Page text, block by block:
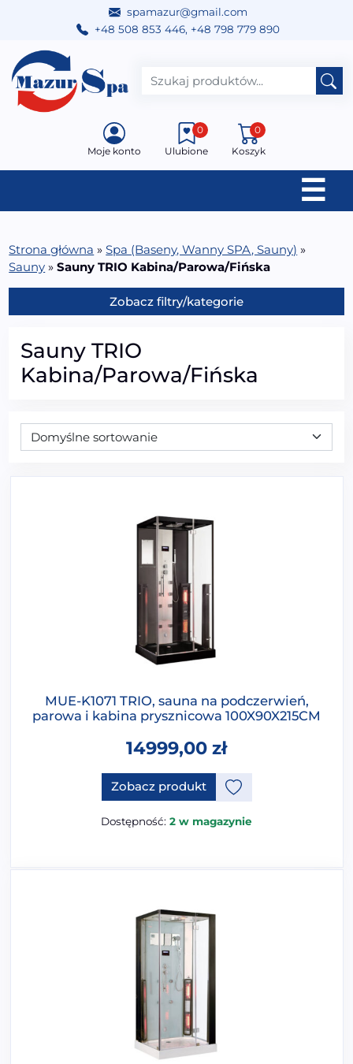
spamazur@gmail.com
+48 508 853 446, +48 798 779 890
Przejdź do treści
Main Navigation
Moje konto Ulubione
0
Koszyk
0
☰
Strona główna »Spa (Baseny, Wanny SPA, Sauny) »
Sauny »Sauny TRIO Kabina/Parowa/Fińska
Zobacz filtry/kategorie
Sauny TRIO
Kabina/Parowa/Fińska
MUE-K1071 TRIO, sauna na podczerwień,
parowa i kabina prysznicowa 100X90X215CM
14999,00 zł
Zobacz produktTen produkt ma opcje, które
Dostępność: 2 w magazynie